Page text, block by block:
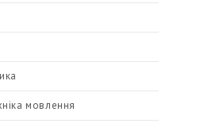
мовлення